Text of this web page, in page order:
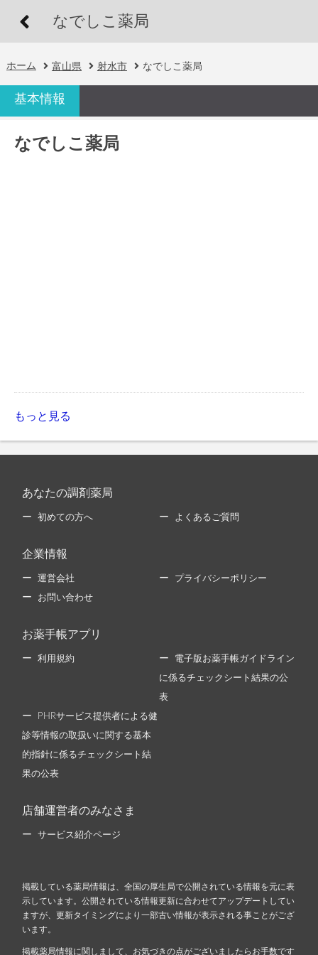
なでしこ薬局
ホーム 富山県 射水市 なでしこ薬局
基本情報
なでしこ薬局
もっと見る
あなたの調剤薬局
初めての方へ よくあるご質問
企業情報
運営会社 プライバシーポリシー
お問い合わせ
お薬手帳アプリ
利用規約 電子版お薬手帳ガイドライン
に係るチェックシート結果の公
表
PHRサービス提供者による健
診等情報の取扱いに関する基本
的指針に係るチェックシート結
果の公表
店舗運営者のみなさま
サービス紹介ページ
掲載している薬局情報は、全国の厚生局で公開されている情報を元に表
示しています。公開されている情報更新に合わせてアップデートしてい
ますが、更新タイミングにより一部古い情報が表示される事ことがござ
います。
掲載薬局情報に関しまして、お気づきの点がございましたらお手数です